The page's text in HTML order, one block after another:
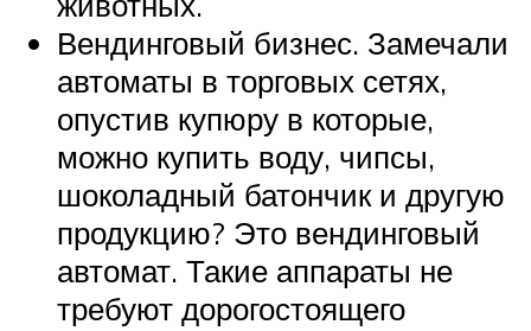
Вендинговый бизнес. Замечали
автоматы в торговых сетях,
опустив купюру в которые,
можно купить воду, чипсы,
шоколадный батончик и другую
продукцию? Это вендинговый
автомат. Такие аппараты не
требуют дорогостоящего